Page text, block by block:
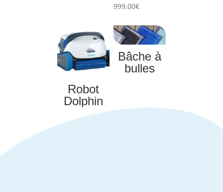
999.00€
Robot
Dolphin
s300 i
Bâche à
bulles